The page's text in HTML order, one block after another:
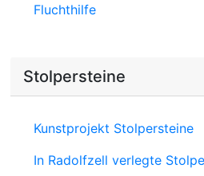
Fluchthilfe
Stolpersteine
Kunstprojekt Stolpersteine
In Radolfzell verlegte